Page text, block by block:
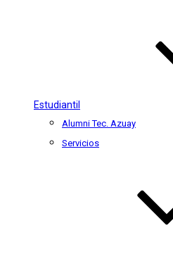
Estudiantil
Alumni Tec. Azuay
Servicios